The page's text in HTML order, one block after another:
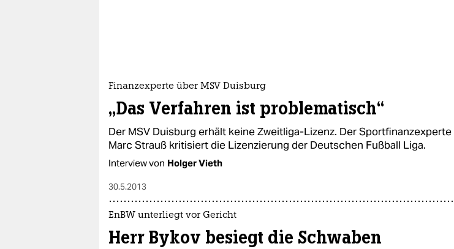
Finanzexperte über MSV Duisburg
„Das Verfahren ist problematisch“
Der MSV Duisburg erhält keine Zweitliga-Lizenz. Der Sportfinanzexperte
Marc Strauß kritisiert die Lizenzierung der Deutschen Fußball Liga.
Interview von Holger Vieth
30.5.2013
EnBW unterliegt vor Gericht
Herr Bykov besiegt die Schwaben